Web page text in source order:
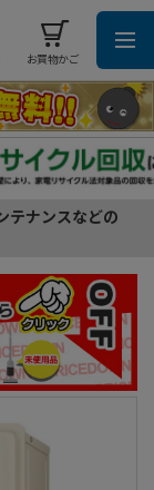
お買物かご
テナンスなどの